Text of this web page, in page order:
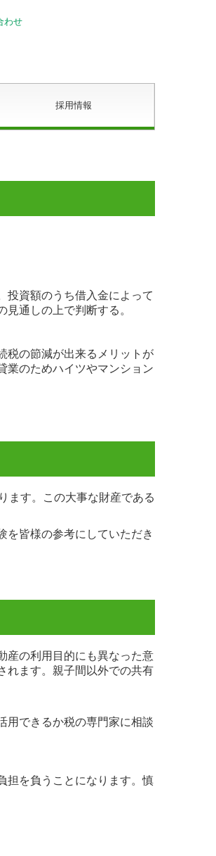
採用情報
投資額のうち借入金によって
通しの上で判断する。
税の節減が出来るメリットが
業のためハイツやマンション
ます。この大事な財産である
を皆様の参考にしていただき
産の利用目的にも異なった意
れます。親子間以外での共有
用できるか税の専門家に相談
担を負うことになります。慎